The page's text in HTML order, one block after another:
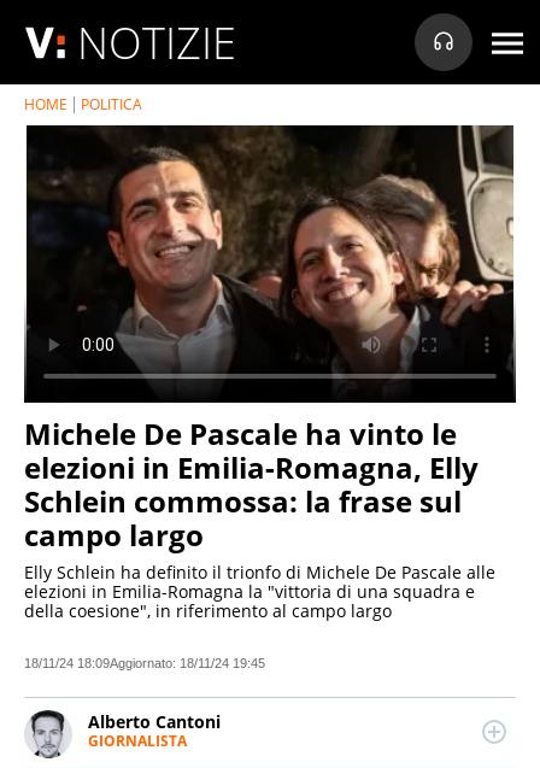
NOTIZIE
HOME POLITICA
Michele De Pascale ha vinto le
elezioni in Emilia-Romagna, Elly
Schlein commossa: la frase sul
campo largo
Elly Schlein ha definito il trionfo di Michele De Pascale alle
elezioni in Emilia-Romagna la "vittoria di una squadra e
della coesione", in riferimento al campo largo
18/11/24 18:09Aggiornato: 18/11/24 19:45
Alberto Cantoni
GIORNALISTA